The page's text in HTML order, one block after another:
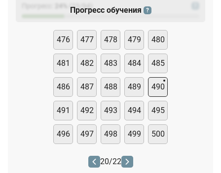
(23
Прогресс обучения ?
476 477 478 479 480
481 482 483 484 485
486 487 488 489 490
491 492 493 494 495
496 497 498 499 500
20/22